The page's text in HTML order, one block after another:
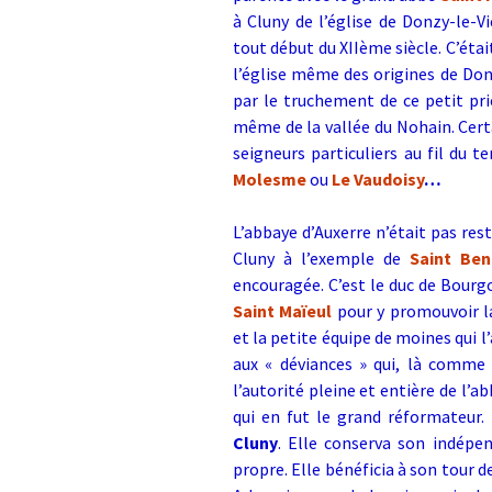
à Cluny de l’église de Donzy-le-
tout début du XIIème siècle.
l’église même des origines de
par le truchement de ce petit
même de la vallée du Nohain.
seigneurs particuliers au fil du
Molesmeou Le Vaudoisy…
L’abbaye d’Auxerre n’était pas
Cluny à l’exemple de Saint
encouragée.C’est le duc de
Saint Maïeul pour y promouvoir
et la petite équipe de moines qui
aux « déviances » qui, là
l’autorité pleine et entière de
qui en fut le grand réformateur.
Cluny. Elle conserva son
propre. Elle bénéficia à son tour